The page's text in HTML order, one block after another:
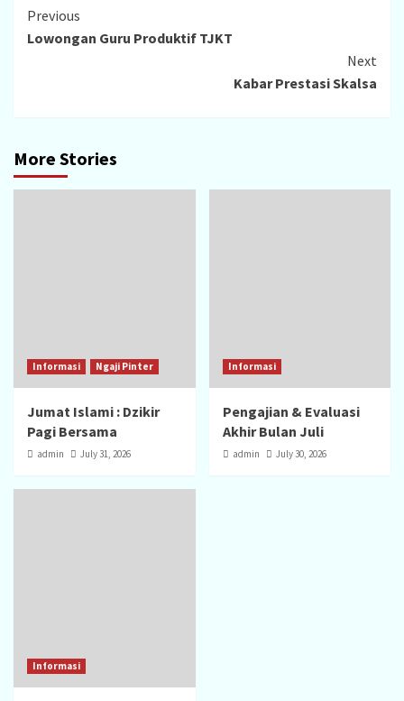
Continue
Reading
Previous
Lowongan Guru Produktif TJKT
Next
Kabar Prestasi Skalsa
More Stories
Informasi Ngaji Pinter
Jumat Islami : Dzikir
Pagi Bersama
admin July 31, 2026
Informasi
Pengajian & Evaluasi
Akhir Bulan Juli
admin July 30, 2026
Informasi